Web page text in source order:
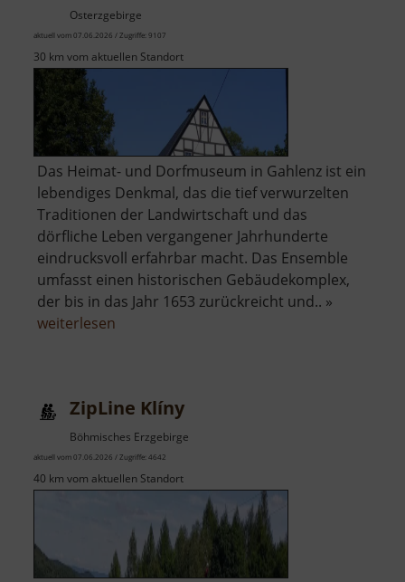
Osterzgebirge
aktuell vom 07.06.2026 / Zugriffe: 9107
30 km vom aktuellen Standort
Das Heimat- und Dorfmuseum in Gahlenz ist ein
lebendiges Denkmal, das die tief verwurzelten
Traditionen der Landwirtschaft und das
dörfliche Leben vergangener Jahrhunderte
eindrucksvoll erfahrbar macht. Das Ensemble
umfasst einen historischen Gebäudekomplex,
der bis in das Jahr 1653 zurückreicht und.. »
weiterlesen
ZipLine Klíny
Böhmisches Erzgebirge
aktuell vom 07.06.2026 / Zugriffe: 4642
40 km vom aktuellen Standort